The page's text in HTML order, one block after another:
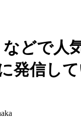
などで
発信し